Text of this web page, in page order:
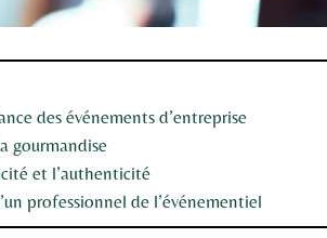
des événements d’entreprise
gourmandise
et l’authenticité
professionnel de l’événementiel